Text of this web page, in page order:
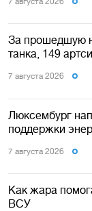
За прошедшую
танка, 149
7 августа 2026
Люксембург
поддержки
7 августа 2026
Как жара
ВСУ